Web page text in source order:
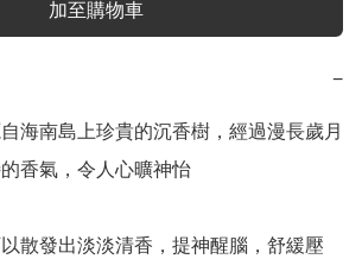
加至購物車
−
海南島上珍貴的沉香樹，經過漫長歲月
香氣，令人心曠神怡
散發出淡淡清香，提神醒腦，舒緩壓